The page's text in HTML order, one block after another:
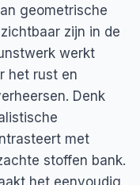
geometrische
zijn in de
werkt
het rust en
Denk
met
stoffen bank.